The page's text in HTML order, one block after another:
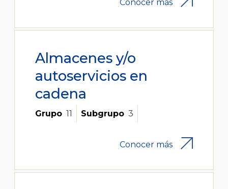
Conocer más
Almacenes y/o
autoservicios en
cadena
Grupo 11 Subgrupo 3
Conocer más